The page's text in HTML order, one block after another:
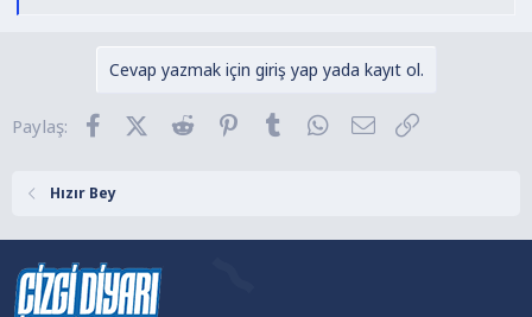
e
Cevap yazmak için giriş yap yada kayıt ol.
Paylaş: FacebookX (Twitter)
Reddit Pinterest
Tumblr WhatsApp
E-posta
Hızır Bey